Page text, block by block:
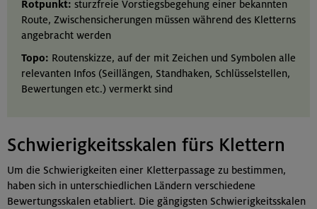
Rotpunkt: sturzfreie Vorstiegsbegehung einer bekannten
Route, Zwischensicherungen müssen während des Kletterns
angebracht werden
Topo: Routenskizze, auf der mit Zeichen und Symbolen alle
relevanten Infos (Seillängen, Standhaken, Schlüsselstellen,
Bewertungen etc.) vermerkt sind
Schwierigkeitsskalen fürs Klettern
Um die Schwierigkeiten einer Kletterpassage zu bestimmen,
haben sich in unterschiedlichen Ländern verschiedene
Bewertungsskalen etabliert. Die gängigsten Schwierigkeitsskalen